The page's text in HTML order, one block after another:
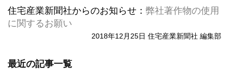
住宅産業新聞社からのお知らせ： 弊社著作物の使用
に関するお願い
2018年12月25日 住宅産業新聞社 編集部
最近の記事一覧